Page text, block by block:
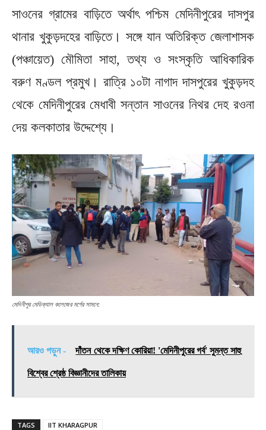
সাওনের গ্রামের বাড়িতে অর্থাৎ পশ্চিম মেদিনীপুরের দাসপুর
থানার খুকুড়দহের বাড়িতে। সঙ্গে যান অতিরিক্ত জেলাশাসক
(পঞ্চায়েত) মৌমিতা সাহা, তথ্য ও সংস্কৃতি আধিকারিক
বরুণ মণ্ডল প্রমুখ। রাত্রি ১০টা নাগাদ দাসপুরের খুকুড়দহ
থেকে মেদিনীপুরের মেধাবী সন্তান সাওনের নিথর দেহ রওনা
দেয় কলকাতার উদ্দেশ্যে।
মেদিনীপুর মেডিক্যাল কলেজের মর্গের সামনে:
আরও পড়ুন - দাঁতন থেকে দক্ষিণ কোরিয়া! 'মেদিনীপুরের গর্ব' সুমন্ত সাহু
বিশ্বের শ্রেষ্ঠ বিজ্ঞানীদের তালিকায়
TAGS IIT KHARAGPUR